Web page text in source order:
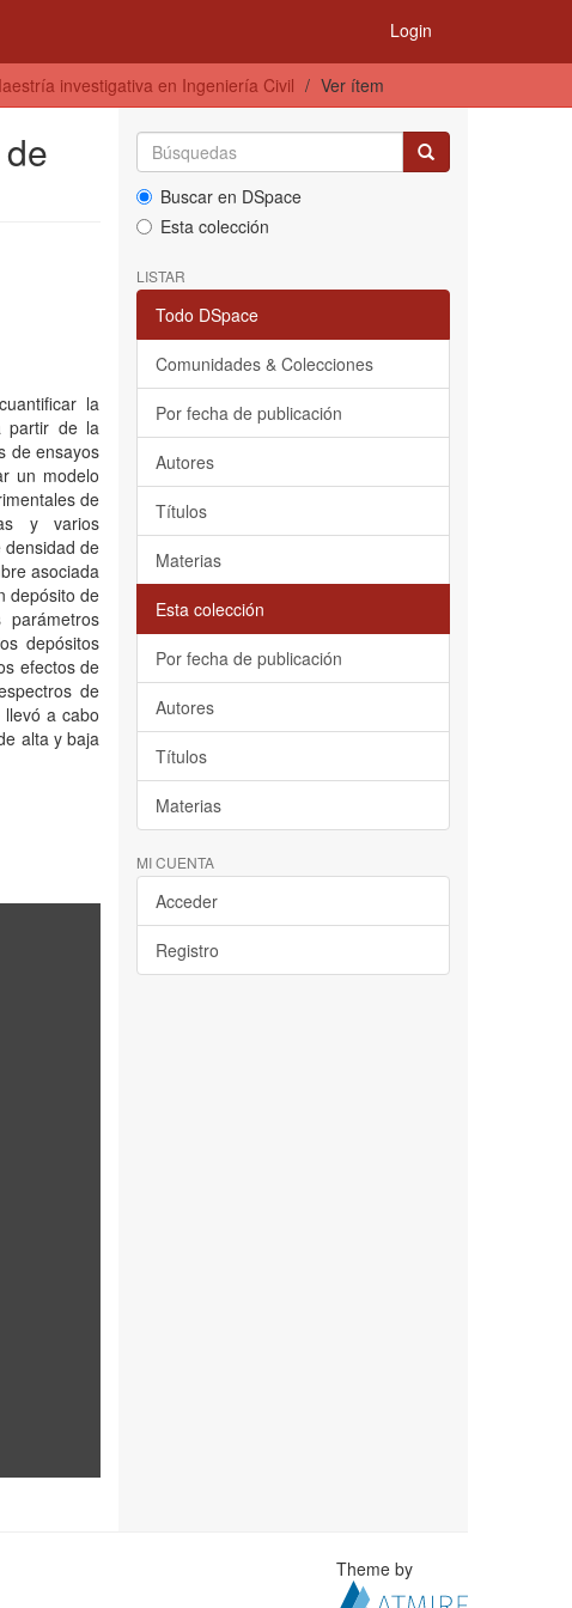
Login
investigativa en Ingeniería Civil Ver ítem
la
partir de la
de ensayos
un modelo
de
y varios
de
asociada
depósito de
depósitos
efectos de
de
a cabo
alta y baja
Buscar en DSpace
Esta colección
LISTAR
Todo DSpace
Comunidades & Colecciones
Por fecha de publicación
Autores
Títulos
Materias
Esta colección
Por fecha de publicación
Autores
Títulos
Materias
MI CUENTA
Acceder
Registro
Theme by